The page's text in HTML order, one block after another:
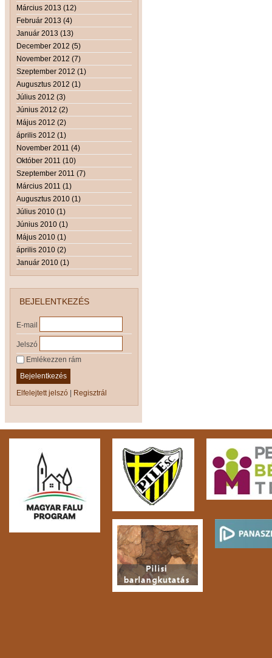
Március 2013 (12)
Február 2013 (4)
Január 2013 (13)
December 2012 (5)
November 2012 (7)
Szeptember 2012 (1)
Augusztus 2012 (1)
Július 2012 (3)
Június 2012 (2)
Május 2012 (2)
április 2012 (1)
November 2011 (4)
Október 2011 (10)
Szeptember 2011 (7)
Március 2011 (1)
Augusztus 2010 (1)
Július 2010 (1)
Június 2010 (1)
Május 2010 (1)
április 2010 (2)
Január 2010 (1)
BEJELENTKEZÉS
E-mail
Jelszó
Emlékezzen rám
Bejelentkezés
Elfelejtett jelszó | Regisztrál